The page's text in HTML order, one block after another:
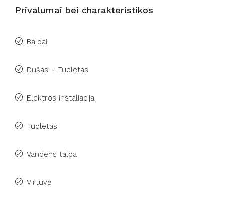
Privalumai bei charakteristikos
Baldai
Dušas + Tuoletas
Elektros instaliacija
Tuoletas
Vandens talpa
Virtuvė